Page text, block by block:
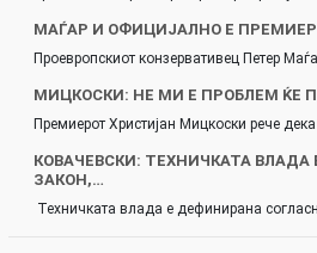
МАЃАР И ОФИЦИЈАЛНО Е
Проевропскиот конзервативец Петер
МИЦКОСКИ: НЕ МИ Е ПРОБЛЕМ ЌЕ
Премиерот Христијан Мицкоски рече дека
КОВАЧЕВСКИ: ТЕХНИЧКАТА
ЗАКОН,…
Техничката влада е дефинирана